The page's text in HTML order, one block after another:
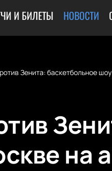
И БИЛЕТЫ НОВОСТИ
Зенита: баскетбольное
на